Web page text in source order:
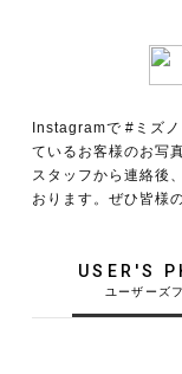
サッカ
トレーニ
ゴルフ
Instagramで #ミズ
ているお客様のお写
スタッフから連絡後
おります。ぜひ皆様
USER'S